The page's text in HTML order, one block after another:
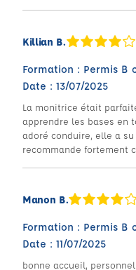
Killian B.
Formation : Permis B
Date : 13/07/2025
La monitrice était
apprendre les bases en
adoré conduire, elle a
recommande fortement
Manon B.
Formation : Permis B
Date : 11/07/2025
bonne accueil,